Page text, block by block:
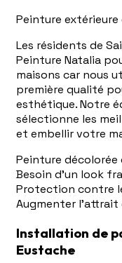
Peinture extérieure
Les résidents de
Peinture Natalia
maisons car nous
première qualité
esthétique. Notre
sélectionne les
et embellir votre
Peinture décolorée
Besoin d'un look
Protection contre
Augmenter l'attrait
Installation de
Eustache